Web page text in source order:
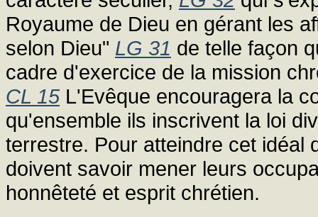
Royaume de Dieu en gérant les
selon Dieu" LG 31 de telle façon
cadre d'exercice de la mission
CL 15 L'Evêque encouragera la
qu'ensemble ils inscrivent la loi
terrestre. Pour atteindre cet idéal
doivent savoir mener leurs
honnêteté et esprit chrétien.